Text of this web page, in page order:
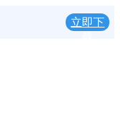
立即下